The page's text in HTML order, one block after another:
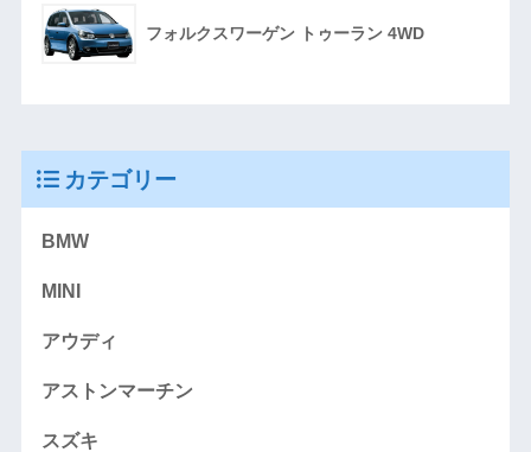
フォルクスワーゲン トゥーラン 4WD
カテゴリー
BMW
MINI
アウディ
アストンマーチン
スズキ